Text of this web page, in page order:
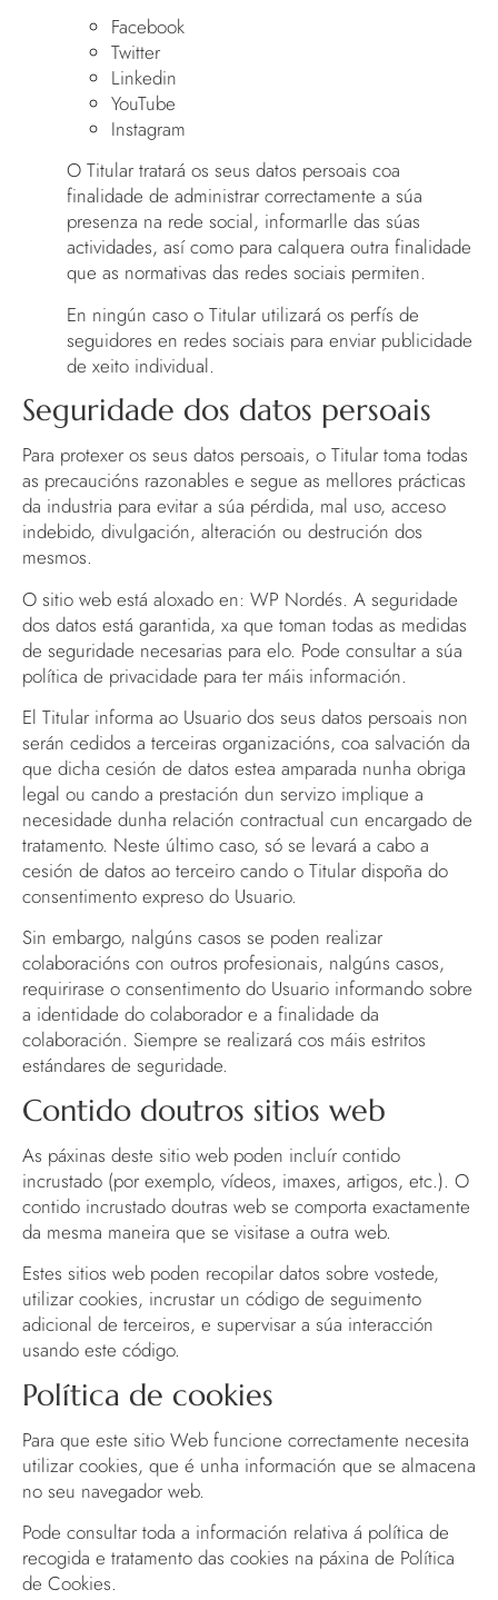
Facebook
Twitter
Linkedin
YouTube
Instagram
O Titular tratará os seus datos persoais coa
finalidade de administrar correctamente a súa
presenza na rede social, informarlle das súas
actividades, así como para calquera outra finalidade
que as normativas das redes sociais permiten.
En ningún caso o Titular utilizará os perfís de
seguidores en redes sociais para enviar publicidade
de xeito individual.
Seguridade dos datos persoais
Para protexer os seus datos persoais, o Titular toma todas
as precaucións razonables e segue as mellores prácticas
da industria para evitar a súa pérdida, mal uso, acceso
indebido, divulgación, alteración ou destrución dos
mesmos.
O sitio web está aloxado en: WP Nordés. A seguridade
dos datos está garantida, xa que toman todas as medidas
de seguridade necesarias para elo. Pode consultar a súa
política de privacidade para ter máis información.
El Titular informa ao Usuario dos seus datos persoais non
serán cedidos a terceiras organizacións, coa salvación da
que dicha cesión de datos estea amparada nunha obriga
legal ou cando a prestación dun servizo implique a
necesidade dunha relación contractual cun encargado de
tratamento. Neste último caso, só se levará a cabo a
cesión de datos ao terceiro cando o Titular dispoña do
consentimento expreso do Usuario.
Sin embargo, nalgúns casos se poden realizar
colaboracións con outros profesionais, nalgúns casos,
requirirase o consentimento do Usuario informando sobre
a identidade do colaborador e a finalidade da
colaboración. Siempre se realizará cos máis estritos
estándares de seguridade.
Contido doutros sitios web
As páxinas deste sitio web poden incluír contido
incrustado (por exemplo, vídeos, imaxes, artigos, etc.). O
contido incrustado doutras web se comporta exactamente
da mesma maneira que se visitase a outra web.
Estes sitios web poden recopilar datos sobre vostede,
utilizar cookies, incrustar un código de seguimento
adicional de terceiros, e supervisar a súa interacción
usando este código.
Política de cookies
Para que este sitio Web funcione correctamente necesita
utilizar cookies, que é unha información que se almacena
no seu navegador web.
Pode consultar toda a información relativa á política de
recogida e tratamento das cookies na páxina de Política
de Cookies.